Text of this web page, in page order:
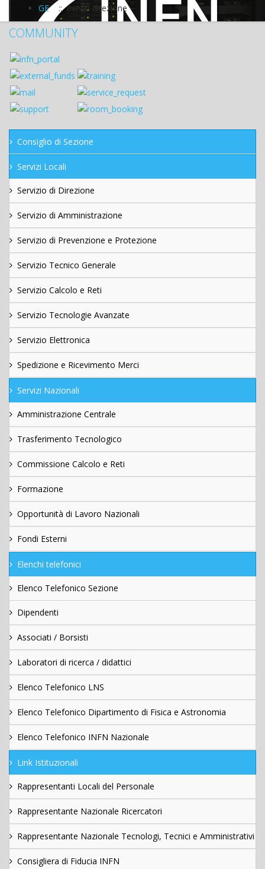
GE :: eventi direzione
COMMUNITY
Consiglio di Sezione
Servizi Locali
Servizio di Direzione
Servizio di Amministrazione
Servizio di Prevenzione e Protezione
Servizio Tecnico Generale
Servizio Calcolo e Reti
Servizio Tecnologie Avanzate
Servizio Elettronica
Spedizione e Ricevimento Merci
Servizi Nazionali
Amministrazione Centrale
Trasferimento Tecnologico
Commissione Calcolo e Reti
Formazione
Opportunità di Lavoro Nazionali
Fondi Esterni
Elenchi telefonici
Elenco Telefonico Sezione
Dipendenti
Associati / Borsisti
Laboratori di ricerca / didattici
Elenco Telefonico LNS
Elenco Telefonico Dipartimento di Fisica e Astronomia
Elenco Telefonico INFN Nazionale
Link Istituzionali
Rappresentanti Locali del Personale
Rappresentante Nazionale Ricercatori
Rappresentante Nazionale Tecnologi, Tecnici e Amministrativi
Consigliera di Fiducia INFN